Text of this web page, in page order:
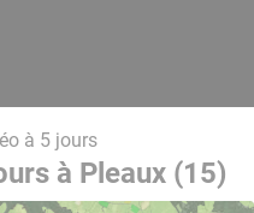
à 5 jours
à Pleaux (15)